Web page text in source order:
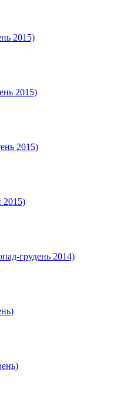
2015)
2015)
2015)
2015)
грудень 2014)